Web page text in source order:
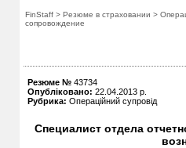
FinStaff > Резюме в страховании >
сопровождение
Резюме № 43734
Опубліковано: 22.04.2013 р.
Рубрика: Операційний супровід
Специалист отдела